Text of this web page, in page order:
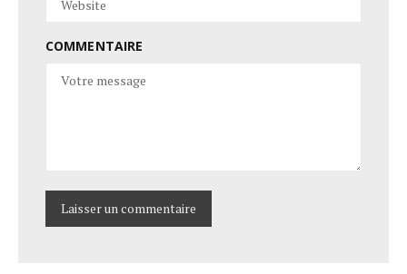
COMMENTAIRE